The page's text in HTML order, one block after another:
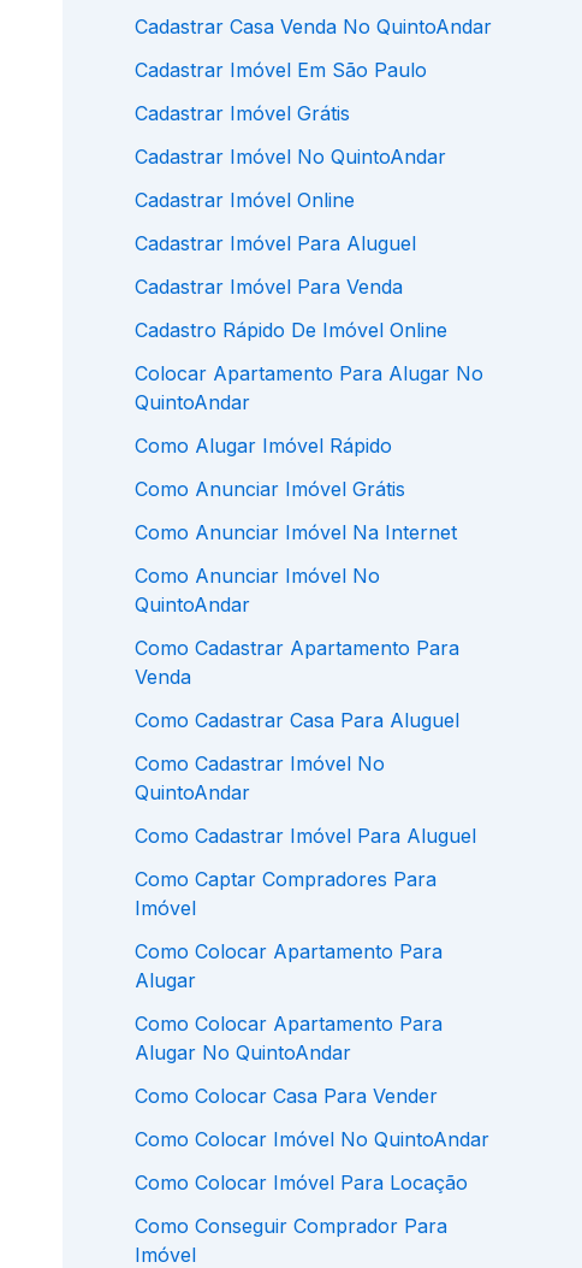
Cadastrar Casa Venda No QuintoAndar
Cadastrar Imóvel Em São Paulo
Cadastrar Imóvel Grátis
Cadastrar Imóvel No QuintoAndar
Cadastrar Imóvel Online
Cadastrar Imóvel Para Aluguel
Cadastrar Imóvel Para Venda
Cadastro Rápido De Imóvel Online
Colocar Apartamento Para Alugar No
QuintoAndar
Como Alugar Imóvel Rápido
Como Anunciar Imóvel Grátis
Como Anunciar Imóvel Na Internet
Como Anunciar Imóvel No
QuintoAndar
Como Cadastrar Apartamento Para
Venda
Como Cadastrar Casa Para Aluguel
Como Cadastrar Imóvel No
QuintoAndar
Como Cadastrar Imóvel Para Aluguel
Como Captar Compradores Para
Imóvel
Como Colocar Apartamento Para
Alugar
Como Colocar Apartamento Para
Alugar No QuintoAndar
Como Colocar Casa Para Vender
Como Colocar Imóvel No QuintoAndar
Como Colocar Imóvel Para Locação
Como Conseguir Comprador Para
Imóvel